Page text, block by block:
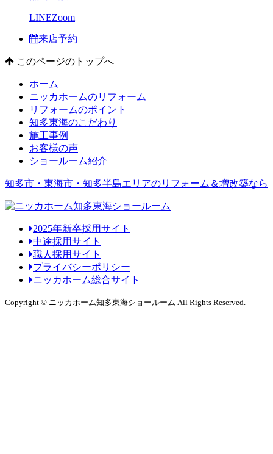
LINEZoom
来店予約
このページのトップへ
ホーム
ニッカホームのリフォーム
リフォームのポイント
知多東海のこだわり
施工事例
お客様の声
ショールーム紹介
知多市・東海市・知多半島エリアのリフォーム＆増改築なら
2025年新卒採用サイト
中途採用サイト
職人採用サイト
プライバシーポリシー
ニッカホーム総合サイト
Copyright © ニッカホーム知多東海ショールーム All Rights Reserved.